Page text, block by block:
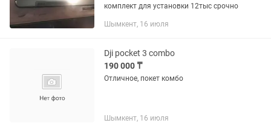
комплект для установки 12тыс срочно
Шымкент, 16 июля
Dji pocket 3 combo
190 000 ₸
Отличное, покет комбо
Шымкент, 16 июля